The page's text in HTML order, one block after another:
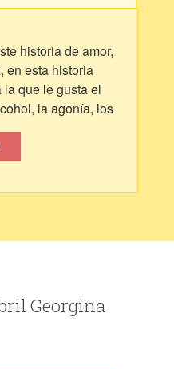
historia de amor,
en esta historia
que le gusta el
la agonía, los
y las malas
cabello azul, tres
las personas
al plan,
25.
Georgina